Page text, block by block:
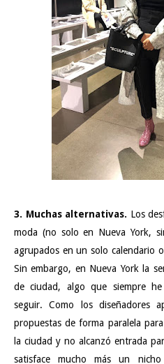
3. Muchas alternativas. Los
moda (no solo en Nueva York,
agrupados en un solo calendario
Sin embargo, en Nueva York la
de ciudad, algo que siempre
seguir. Como los diseñadores
propuestas de forma paralela
la ciudad y no alcanzó entrada
satisface mucho más un